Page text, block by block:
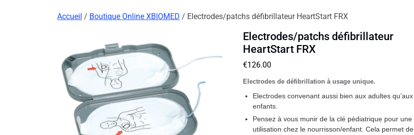
Accueil / Boutique Online XBIOMED / Electrodes/patchs défibrillateur HeartStart FRX
Electrodes/patchs défibrillateur
HeartStart FRX
€126.00
Electrodes de défibrillation à usage unique.
Electrodes convenant aussi bien aux adultes qu’aux
enfants.
Pensez à vous munir de la clé pédiatrique pour une
utilisation chez le nourrisson/enfant. Cela permet de